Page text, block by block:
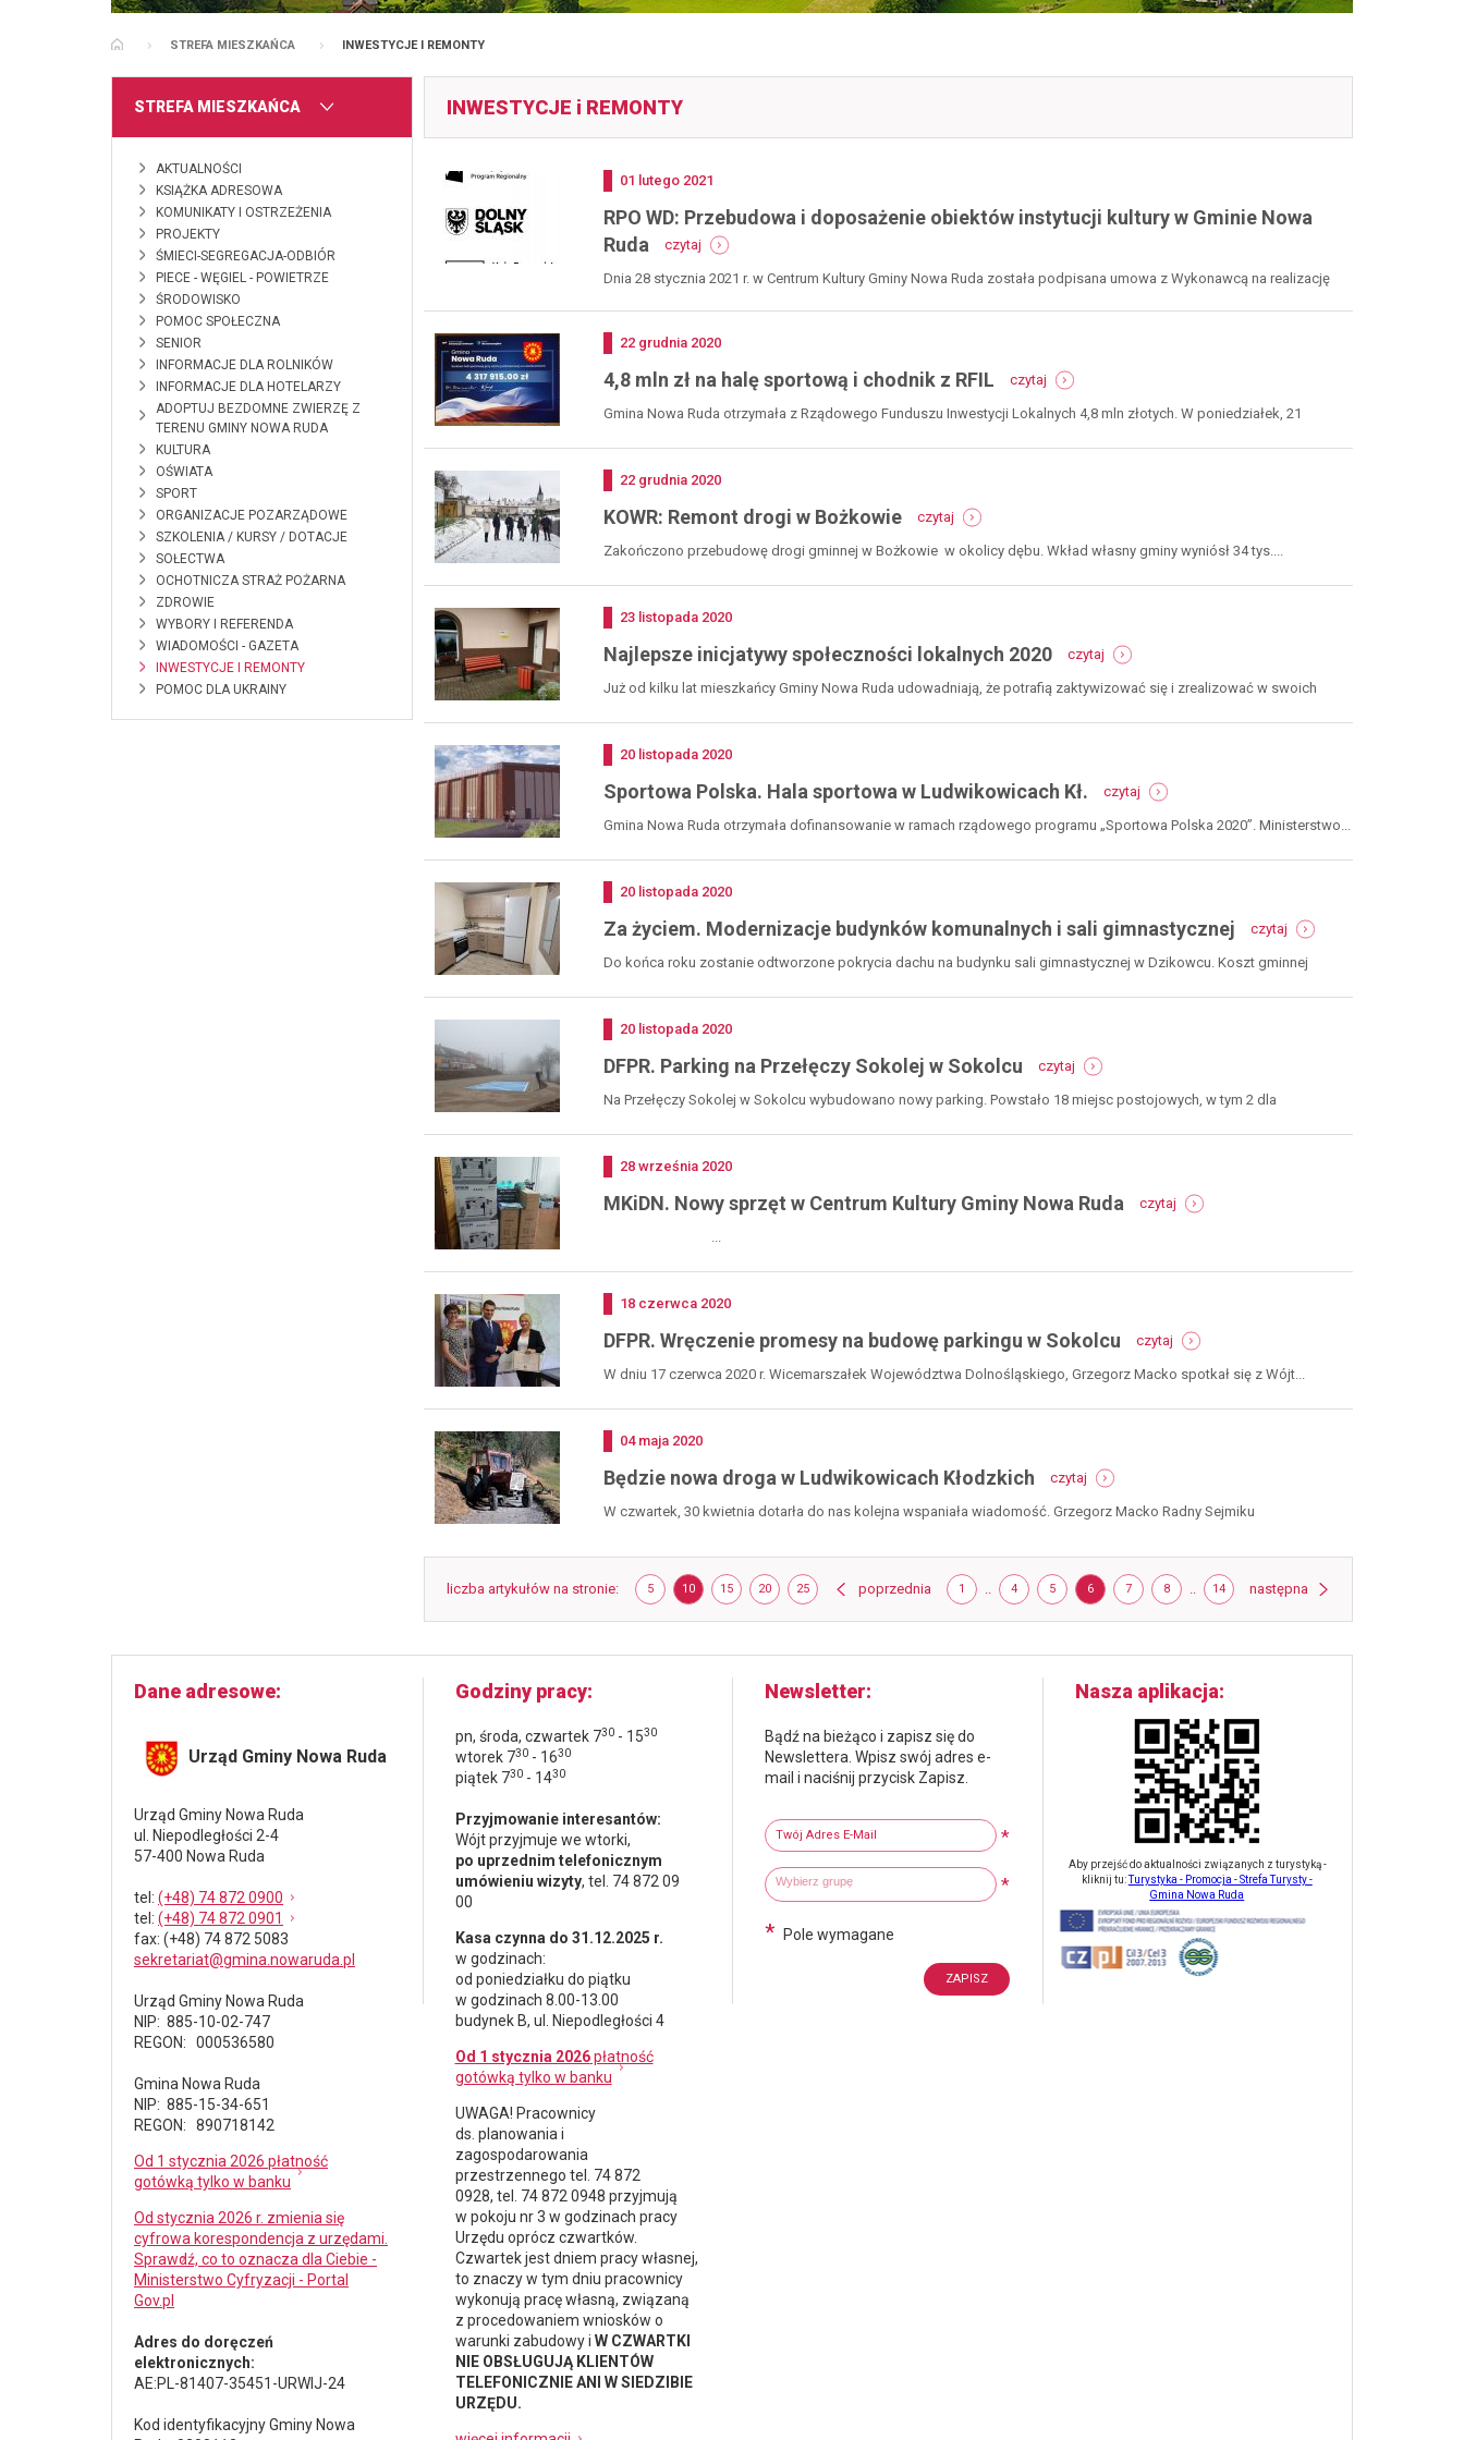
STRONA GŁÓWNA
STREFA MIESZKAŃCA INWESTYCJE I REMONTY
MENU
STREFA MIESZKAŃCA
AKTUALNOŚCI
KSIĄŻKA ADRESOWA
KOMUNIKATY I OSTRZEŻENIA
PROJEKTY
ŚMIECI-SEGREGACJA-ODBIÓR
PIECE - WĘGIEL - POWIETRZE
ŚRODOWISKO
POMOC SPOŁECZNA
SENIOR
INFORMACJE DLA ROLNIKÓW
INFORMACJE DLA HOTELARZY
ADOPTUJ BEZDOMNE ZWIERZĘ Z
TERENU GMINY NOWA RUDA
KULTURA
OŚWIATA
SPORT
ORGANIZACJE POZARZĄDOWE
SZKOLENIA / KURSY / DOTACJE
SOŁECTWA
OCHOTNICZA STRAŻ POŻARNA
ZDROWIE
WYBORY I REFERENDA
WIADOMOŚCI - GAZETA
INWESTYCJE I REMONTY
POMOC DLA UKRAINY
INWESTYCJE i REMONTY
Dodano
01 lutego 2021
RPO WD: Przebudowa i doposażenie obiektów instytucji kultury w Gminie Nowa
Ruda
czytaj
rpo
wd:
i
doposażenie
instytucji
w
nowa
ruda
Dnia 28 stycznia 2021 r. w Centrum Kultury Gminy Nowa Ruda została podpisana umowa z Wykonawcą na realizację
Dodano
22 grudnia 2020
4,8 mln zł na halę sportową i chodnik z RFIL czytaj
4,8
mln
na
z
Gmina Nowa Ruda otrzymała z Rządowego Funduszu Inwestycji Lokalnych 4,8 mln złotych. W poniedziałek, 21
Dodano
22 grudnia 2020
KOWR: Remont drogi w Bożkowie czytaj
kowr:
remont
w
Zakończono przebudowę drogi gminnej w Bożkowie w okolicy dębu. Wkład własny gminy wyniósł 34 tys....
Dodano
23 listopada 2020
Najlepsze inicjatywy społeczności lokalnych 2020 czytaj
najlepsze
inicjatywy
lokalnych
Już od kilku lat mieszkańcy Gminy Nowa Ruda udowadniają, że potrafią zaktywizować się i zrealizować w swoich
Dodano
20 listopada 2020
Sportowa Polska. Hala sportowa w Ludwikowicach Kł. czytaj
sportowa
polska.
sportowa
kł.
Gmina Nowa Ruda otrzymała dofinansowanie w ramach rządowego programu „Sportowa Polska 2020”. Ministerstwo...
Dodano
20 listopada 2020
Za życiem. Modernizacje budynków komunalnych i sali gimnastycznej czytaj
za
życiem.
budynków
Do końca roku zostanie odtworzone pokrycia dachu na budynku sali gimnastycznej w Dzikowcu. Koszt gminnej
Dodano
20 listopada 2020
DFPR. Parking na Przełęczy Sokolej w Sokolcu czytaj
dfpr.
parking
przełęczy
sokolcu
Na Przełęczy Sokolej w Sokolcu wybudowano nowy parking. Powstało 18 miejsc postojowych, w tym 2 dla
Dodano
28 września 2020
MKiDN. Nowy sprzęt w Centrum Kultury Gminy Nowa Ruda czytaj
mkidn.
w
gminy
nowa
ruda
...
Dodano
18 czerwca 2020
DFPR. Wręczenie promesy na budowę parkingu w Sokolcu czytaj
dfpr.
wręczenie
na
W dniu 17 czerwca 2020 r. Wicemarszałek Województwa Dolnośląskiego, Grzegorz Macko spotkał się z Wójt...
Dodano
04 maja 2020
Będzie nowa droga w Ludwikowicach Kłodzkich czytaj
będzie
nowa
kłodzkich
W czwartek, 30 kwietnia dotarła do nas kolejna wspaniała wiadomość. Grzegorz Macko Radny Sejmiku
liczba artykułów na stronie POKAŻ
5 ELEMENTÓW
NA
POKAŻ
10 ELEMENTÓW
NA
POKAŻ
15 ELEMENTÓW
NA
POKAŻ
20 ELEMENTÓW
NA
POKAŻ
25 ELEMENTÓW
NA
Stronapoprzednia stronaSTRONA
1 .. STRONA
4 STRONA
5 STRONA
6 STRONA
7 STRONA
8 .. STRONA
14 następna strona
Dane adresowe
Urząd Gminy Nowa Ruda
Urząd Gminy Nowa Ruda
ul. Niepodległości 2-4
57-400 Nowa Ruda
tel : (+48) 74 872 0900
tel : (+48) 74 872 0901
fax: (+48) 74 872 5083
sekretariat@gmina.nowaruda.pl
Urząd Gminy Nowa Ruda
NIP: 885-10-02-747
REGON: 000536580
Gmina Nowa Ruda
NIP: 885-15-34-651
REGON: 890718142
Od 1 stycznia 2026 płatność
gotówką tylko w banku
Od stycznia 2026 r. zmienia się
cyfrowa korespondencja z urzędami.
Sprawdź, co to oznacza dla Ciebie -
Ministerstwo Cyfryzacji - Portal
Gov.pl
Adres do doręczeń
elektronicznych:
AE:PL-81407-35451-URWIJ-24
Kod identyfikacyjny Gminy Nowa
Godziny pracy
pn, środa, czwartek 730- 1530
wtorek 730- 1630
piątek 730- 1430
Przyjmowanie interesantów:
Wójt przyjmuje we wtorki,
po uprzednim telefonicznym
umówieniu wizyty, tel. 74 872 09
00
Kasa czynna do 31.12.2025 r.
w godzinach:
od poniedziałku do piątku
w godzinach 8.00-13.00
budynek B, ul. Niepodległości 4
Od 1 stycznia 2026płatność
gotówką tylko w banku
UWAGA! Pracownicy
ds. planowania i
zagospodarowania
przestrzennego tel. 74 872
0928, tel. 74 872 0948 przyjmują
w pokoju nr 3 w godzinach pracy
Urzędu oprócz czwartków.
Czwartek jest dniem pracy własnej,
to znaczy w tym dniu pracownicy
wykonują pracę własną, związaną
z procedowaniem wniosków o
warunki zabudowy i W CZWARTKI
NIE OBSŁUGUJĄ KLIENTÓW
TELEFONICZNIE ANI W SIEDZIBIE
URZĘDU.
Newsletter
Bądź na bieżąco i zapisz się do
Newslettera. Wpisz swój adres e-
mail i naciśnij przycisk Zapisz.
Twój adres e-mail
*
Wybierz grupy tematyczne *
Wpisz wyszukiwaną fraze
* Pole wymagane
Nasza aplikacja
Aby przejść do aktualności związanych z turystyką -
kliknij tu:Turystyka - Promocja - Strefa Turysty -
Gmina Nowa Ruda